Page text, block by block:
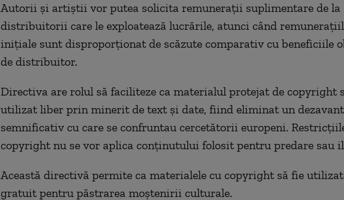
Autorii şi artiştii vor putea solicita remuneraţii suplimentare de la
distribuitorii care le exploatează lucrările, atunci când
inițiale sunt disproporţionat de scăzute comparativ cu beneficiile
de distribuitor.
Directiva are rolul să faciliteze ca materialul protejat de copyright
utilizat liber prin minerit de text şi date, fiind eliminat un
semnificativ cu care se confruntau cercetătorii europeni.
copyright nu se vor aplica conţinutului folosit pentru predare sau
Această directivă permite ca materialele cu copyright să fie
gratuit pentru păstrarea moștenirii culturale.